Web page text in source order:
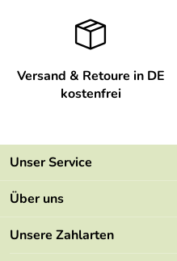
Versand & Retoure in DE
kostenfrei
Unser Service
Kontakt
Retourenportal
Über uns
Unsere Bestseller
Unsere Zahlarten